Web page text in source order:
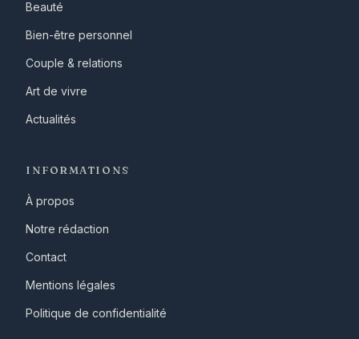
Beauté
Bien-être personnel
Couple & relations
Art de vivre
Actualités
INFORMATIONS
À propos
Notre rédaction
Contact
Mentions légales
Politique de confidentialité